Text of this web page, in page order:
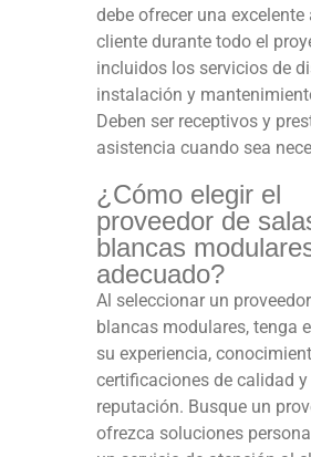
debe ofrecer una
cliente durante todo el
incluidos los servicios de
instalación y
Deben ser receptivos y
asistencia cuando sea
¿Cómo elegir el
proveedor de
blancas
adecuado?
Al seleccionar un
blancas modulares, tenga
su experiencia,
certificaciones de calidad y
reputación. Busque un
ofrezca soluciones